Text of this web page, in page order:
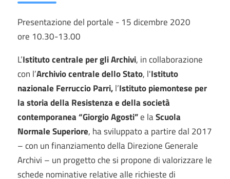
Presentazione del portale - 15 dicembre 2020
ore 10.30-13.00
L’Istituto centrale per gli Archivi, in collaborazione
con l’Archivio centrale dello Stato, l'Istituto
nazionale Ferruccio Parri,l’Istituto piemontese per
la storia della Resistenza e della società
contemporanea “Giorgio Agosti”e laScuola
Normale Superiore, ha sviluppato a partire dal 2017
– con un finanziamento della Direzione Generale
Archivi – un progetto che si propone di valorizzare le
schede nominative relative alle richieste di